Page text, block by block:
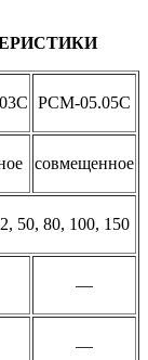
РСМ-05.05С
совмещенное
50, 80, 100, 150
—
—